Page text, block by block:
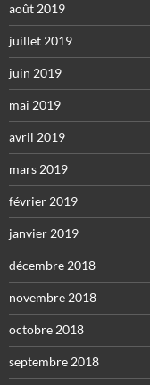
août 2019
juillet 2019
juin 2019
mai 2019
avril 2019
mars 2019
février 2019
janvier 2019
décembre 2018
novembre 2018
octobre 2018
septembre 2018